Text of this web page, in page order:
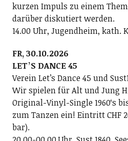
kurzen Impuls zu einem
darüber diskutiert werden.
14.00 Uhr, Jugendheim, kath.
FR, 30.10.2026
LETʼS DANCE 45
Verein Letʼs Dance 45 und
Wir spielen für Alt und Jung
Original-Vinyl-Single 1960ʻs
zum Tanzen ein! Eintritt CHF
bar).